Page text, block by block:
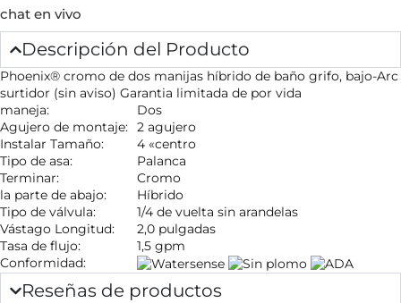
chat en vivo
Descripción del Producto
Phoenix® cromo de dos manijas híbrido de baño grifo, bajo-Arc
surtidor (sin aviso) Garantia limitada de por vida
maneja:
Dos
Agujero de montaje: 2 agujero
Instalar Tamaño:
4 «centro
Tipo de asa:
Palanca
Terminar:
Cromo
la parte de abajo:
Híbrido
Tipo de válvula:
1/4 de vuelta sin arandelas
Vástago Longitud:
2,0 pulgadas
Tasa de flujo:
1,5 gpm
Conformidad:
Reseñas de productos